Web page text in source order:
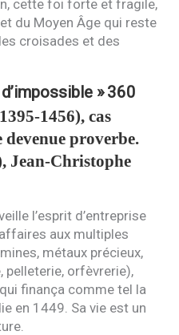
cette foi forte et fragile,
du Moyen Âge qui reste
croisades et des
»360
1456), cas
devenue proverbe.
Jean-Christophe
l’esprit d’entreprise
aux multiples
métaux précieux,
pelleterie, orfèvrerie),
finança comme tel la
en 1449. Sa vie est un